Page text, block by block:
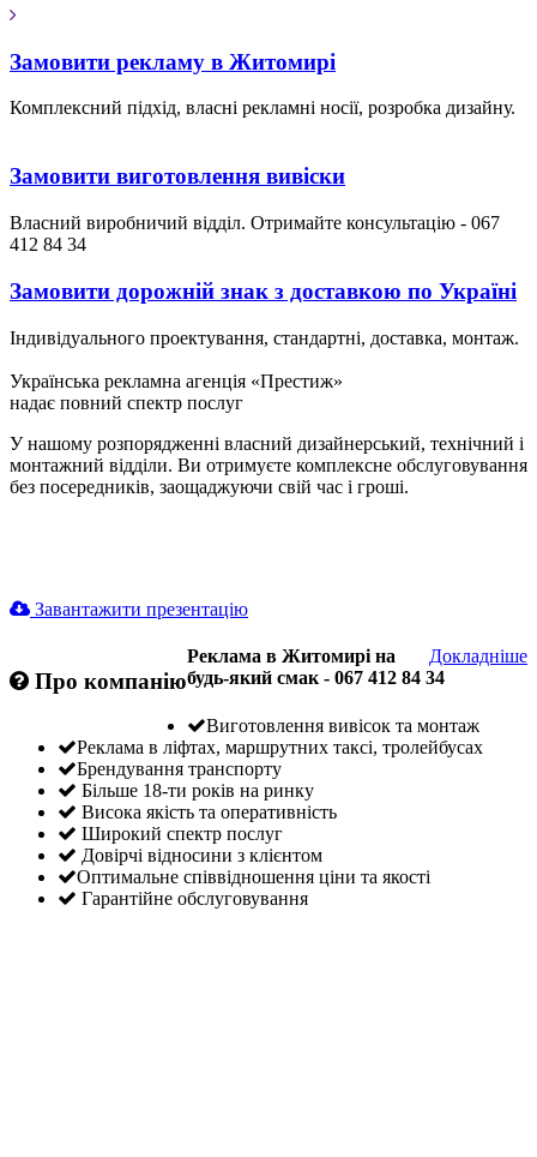
Замовити рекламу в Житомирі
Комплексний підхід, власні рекламні носії, розробка дизайну.
Замовити виготовлення вивіски
Власний виробничий відділ. Отримайте консультацію - 067
412 84 34
Замовити дорожній знак з доставкою по Україні
Індивідуального проектування, стандартні, доставка, монтаж.
Українська рекламна агенція «Престиж»
надає повний спектр послуг
У нашому розпорядженні власний дизайнерський, технічний і
монтажний відділи. Ви отримуєте комплексне обслуговування
без посередників, заощаджуючи свій час і гроші.
Завантажити презентацію
Про компанію
Докладніше
Реклама в Житомирі на
будь-який смак - 067 412 84 34
Виготовлення вивісок та монтаж
Реклама в ліфтах, маршрутних таксі, тролейбусах
Брендування транспорту
Більше 18-ти років на ринку
Висока якість та оперативність
Широкий спектр послуг
Довірчі відносини з клієнтом
Оптимальне співвідношення ціни та якості
Гарантійне обслуговування